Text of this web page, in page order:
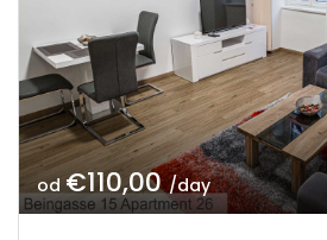
od €110,00/day